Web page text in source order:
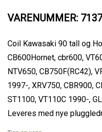
VARENUMMER:
Coil Kawasaki 90 tall og
CB600Hornet, cbr600,
NTV650, CB750F(RC42),
1997-, XRV750, CBR900,
ST1100, VT110C 1990-,
Leveres med nye